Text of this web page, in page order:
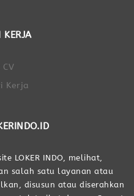
KERJA
Kerja
LOKER INDO, melihat,
salah satu layanan atau
disusun atau diserahkan